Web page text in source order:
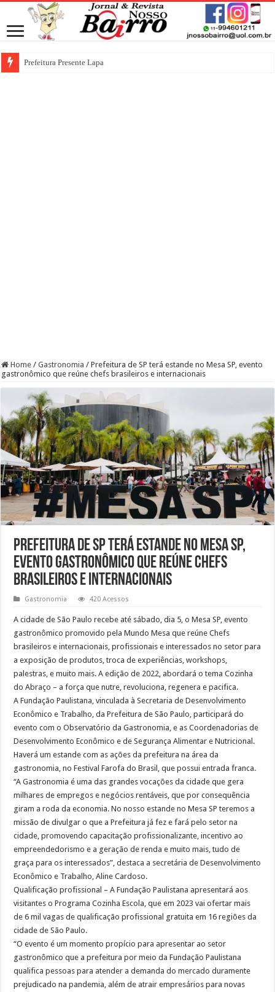
Prefeitura Presente Lapa
Home / Gastronomia / Prefeitura de SP terá estande no Mesa SP, evento
gastronômico que reúne chefs brasileiros e internacionais
Prefeitura de SP terá estande no Mesa SP,
evento gastronômico que reúne chefs
brasileiros e internacionais
Gastronomia 420 Acessos
A cidade de São Paulo recebe até sábado, dia 5, o Mesa SP, evento
gastronômico promovido pela Mundo Mesa que reúne Chefs
brasileiros e internacionais, profissionais e interessados no setor para
a exposição de produtos, troca de experiências, workshops,
palestras, e muito mais. A edição de 2022, abordará o tema Cozinha
do Abraço – a força que nutre, revoluciona, regenera e pacifica.
A Fundação Paulistana, vinculada à Secretaria de Desenvolvimento
Econômico e Trabalho, da Prefeitura de São Paulo, participará do
evento com o Observatório da Gastronomia, e as Coordenadorias de
Desenvolvimento Econômico e de Segurança Alimentar e Nutricional.
Haverá um estande com as ações da prefeitura na área da
gastronomia, no Festival Farofa do Brasil, que possui entrada franca.
“A Gastronomia é uma das grandes vocações da cidade que gera
milhares de empregos e negócios rentáveis, que por consequência
giram a roda da economia. No nosso estande no Mesa SP teremos a
missão de divulgar o que a Prefeitura já fez e fará pelo setor na
cidade, promovendo capacitação profissionalizante, incentivo ao
empreendedorismo e a geração de renda e muito mais, tudo de
graça para os interessados”, destaca a secretária de Desenvolvimento
Econômico e Trabalho, Aline Cardoso.
Qualificação profissional – A Fundação Paulistana apresentará aos
visitantes o Programa Cozinha Escola, que em 2023 vai ofertar mais
de 6 mil vagas de qualificação profissional gratuita em 16 regiões da
cidade de São Paulo.
“O evento é um momento propício para apresentar ao setor
gastronômico que a prefeitura por meio da Fundação Paulistana
qualifica pessoas para atender a demanda do mercado duramente
prejudicado na pandemia, além de atrair empresários para novas